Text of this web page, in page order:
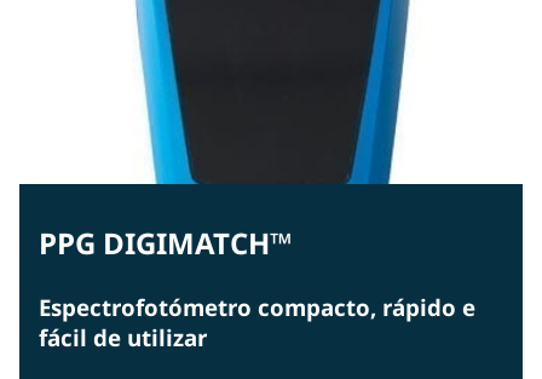
PPG DIGIMATCH™
Espectrofotómetro compacto, rápido e
fácil de utilizar